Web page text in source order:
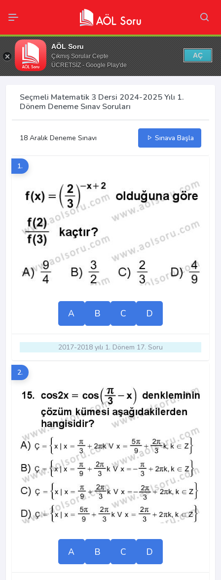
AÖL Soru
Çıkmış Sorular Cepte
ÜCRETSİZ - Google Play'de
AÇ
Seçmeli Matematik 3 Dersi 2024-2025 Yılı 1.
Dönem Deneme Sınav Soruları
18 Aralık Deneme Sınavı Sınava Başla
1.
A B C D
2017-2018 yılı 1. Dönem 17. Soru
2.
A B C D